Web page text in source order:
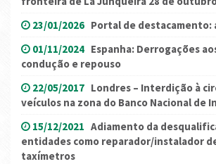
23/01/2026 Portal de destacamento:
01/11/2024 Espanha: Derrogações
condução e repouso
22/05/2017 Londres – Interdição à
veículos na zona do Banco Nacional de
15/12/2021 Adiamento da
entidades como reparador/instalador
taxímetros